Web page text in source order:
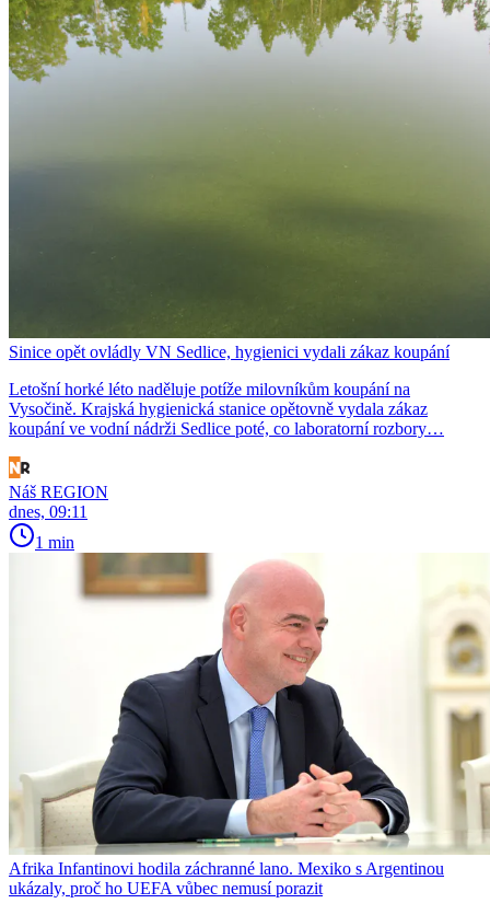
Sinice opět ovládly VN Sedlice, hygienici vydali zákaz koupání
Letošní horké léto naděluje potíže milovníkům koupání na
Vysočině. Krajská hygienická stanice opětovně vydala zákaz
koupání ve vodní nádrži Sedlice poté, co laboratorní rozbory…
Náš REGION
dnes, 09:11
1 min
Afrika Infantinovi hodila záchranné lano. Mexiko s Argentinou
ukázaly, proč ho UEFA vůbec nemusí porazit